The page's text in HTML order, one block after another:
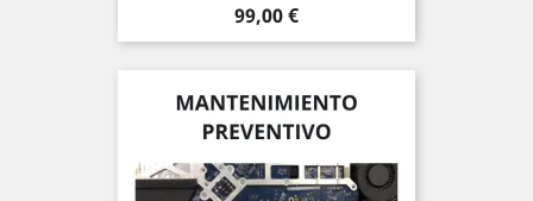
Precio
99,00 €